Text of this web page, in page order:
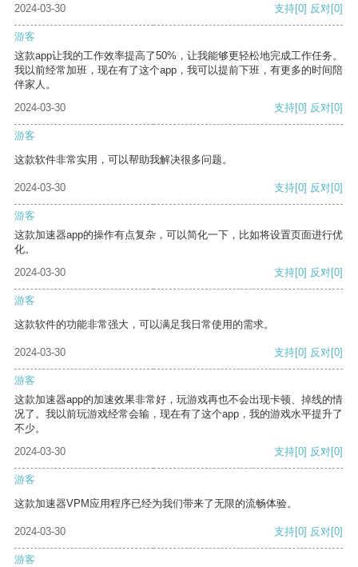
2024-03-30 支持[0] 反对[0]
游客
这款app让我的工作效率提高了50%，让我能够更轻松地完成工作任务。
我以前经常加班，现在有了这个app，我可以提前下班，有更多的时间陪
伴家人。
2024-03-30
支持[0] 反对[0]
游客
这款软件非常实用，可以帮助我解决很多问题。
2024-03-30 支持[0] 反对[0]
游客
这款加速器app的操作有点复杂，可以简化一下，比如将设置页面进行优
化。
2024-03-30
支持[0] 反对[0]
游客
这款软件的功能非常强大，可以满足我日常使用的需求。
2024-03-30 支持[0] 反对[0]
游客
这款加速器app的加速效果非常好，玩游戏再也不会出现卡顿、掉线的情
况了。我以前玩游戏经常会输，现在有了这个app，我的游戏水平提升了
不少。
2024-03-30
支持[0] 反对[0]
游客
这款加速器VPM应用程序已经为我们带来了无限的流畅体验。
2024-03-30 支持[0] 反对[0]
游客